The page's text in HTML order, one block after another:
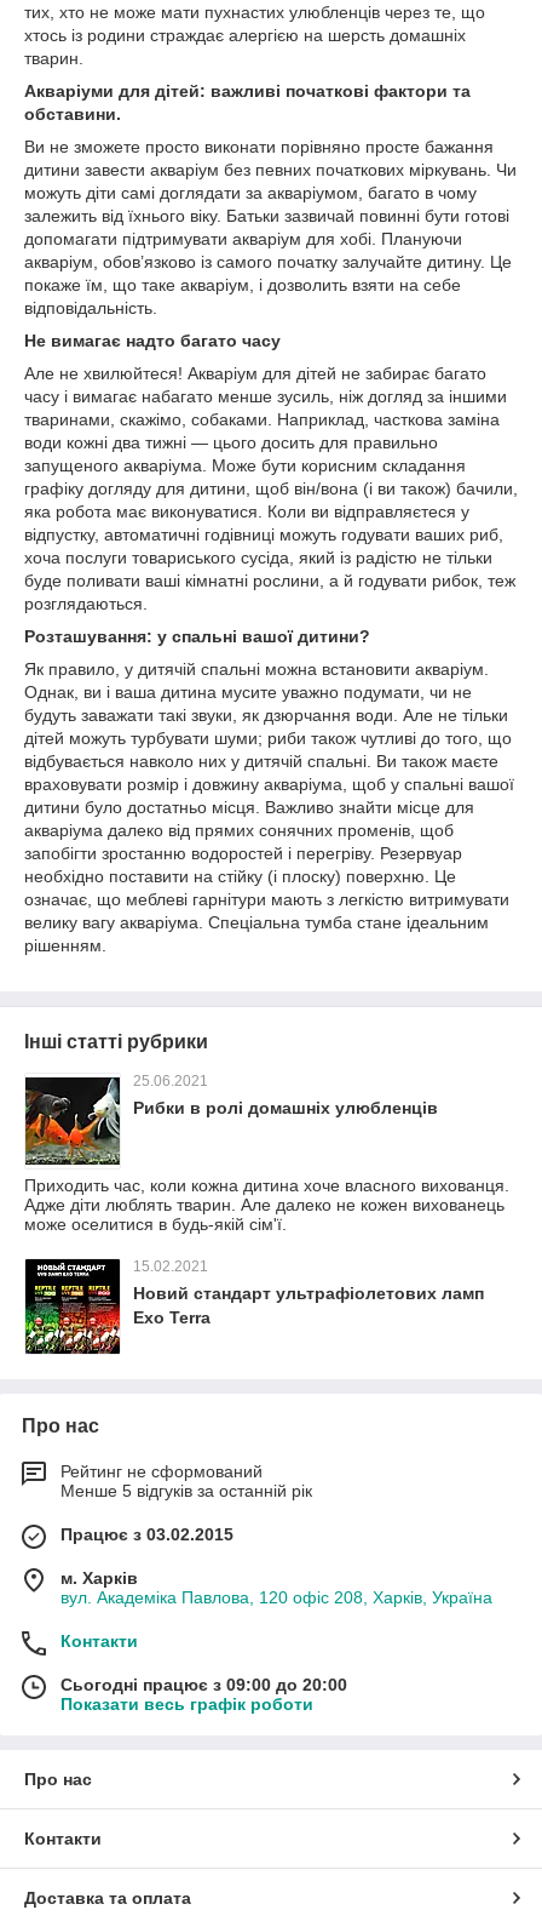
тих, хто не може мати пухнастих улюбленців через те, що
хтось із родини страждає алергією на шерсть домашніх
тварин.
Акваріуми для дітей: важливі початкові фактори та
обставини.
Ви не зможете просто виконати порівняно просте бажання
дитини завести акваріум без певних початкових міркувань. Чи
можуть діти самі доглядати за акваріумом, багато в чому
залежить від їхнього віку. Батьки зазвичай повинні бути готові
допомагати підтримувати акваріум для хобі. Плануючи
акваріум, обов’язково із самого початку залучайте дитину. Це
покаже їм, що таке акваріум, і дозволить взяти на себе
відповідальність.
Не вимагає надто багато часу
Але не хвилюйтеся! Акваріум для дітей не забирає багато
часу і вимагає набагато менше зусиль, ніж догляд за іншими
тваринами, скажімо, собаками. Наприклад, часткова заміна
води кожні два тижні — цього досить для правильно
запущеного акваріума. Може бути корисним складання
графіку догляду для дитини, щоб він/вона (і ви також) бачили,
яка робота має виконуватися. Коли ви відправляєтеся у
відпустку, автоматичні годівниці можуть годувати ваших риб,
хоча послуги товариського сусіда, який із радістю не тільки
буде поливати ваші кімнатні рослини, а й годувати рибок, теж
розглядаються.
Розташування: у спальні вашої дитини?
Як правило, у дитячій спальні можна встановити акваріум.
Однак, ви і ваша дитина мусите уважно подумати, чи не
будуть заважати такі звуки, як дзюрчання води. Але не тільки
дітей можуть турбувати шуми; риби також чутливі до того, що
відбувається навколо них у дитячій спальні. Ви також маєте
враховувати розмір і довжину акваріума, щоб у спальні вашої
дитини було достатньо місця. Важливо знайти місце для
акваріума далеко від прямих сонячних променів, щоб
запобігти зростанню водоростей і перегріву. Резервуар
необхідно поставити на стійку (і плоску) поверхню. Це
означає, що меблеві гарнітури мають з легкістю витримувати
велику вагу акваріума. Спеціальна тумба стане ідеальним
рішенням.
Інші статті рубрики
25.06.2021
Рибки в ролі домашніх улюбленців
Приходить час, коли кожна дитина хоче власного вихованця.
Адже діти люблять тварин. Але далеко не кожен вихованець
може оселитися в будь-якій сім'ї.
15.02.2021
Новий стандарт ультрафіолетових ламп
Exo Terra
Про нас
Рейтинг не сформований
Менше 5 відгуків за останній рік
Працює з 03.02.2015
м. Харків
вул. Академіка Павлова, 120 офіс 208, Харків, Україна
Контакти
Сьогодні працює з 09:00 до 20:00
Показати весь графік роботи
Про нас
Контакти
Доставка та оплата